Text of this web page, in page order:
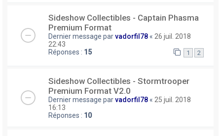
Sideshow Collectibles - Captain Phasma
Premium Format
Dernier message parvadorfil78 « 26 juil. 2018
22:43
Réponses : 15 1 2
Sideshow Collectibles - Stormtrooper
Premium Format V2.0
Dernier message parvadorfil78 « 25 juil. 2018
16:13
Réponses : 10